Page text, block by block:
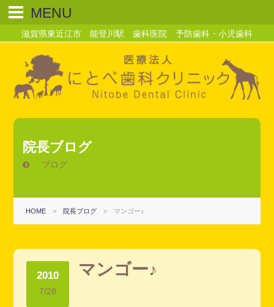
滋賀県東近江市 能登川駅 歯科医院 予防歯科・小児歯科
院長ブログ
ブログ
HOME > 院長ブログ > マンゴー♪
2010
7/28
マンゴー♪
MENU